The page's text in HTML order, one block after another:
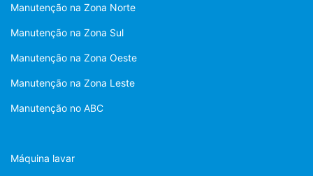
Manutenção na Zona Norte
Manutenção na Zona Sul
Manutenção na Zona Oeste
Manutenção na Zona Leste
Manutenção no ABC
Máquina lavar